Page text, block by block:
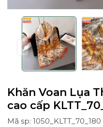
Khăn Voan Lụa
cao cấp
Mã sp: 1050_KLTT_70_180